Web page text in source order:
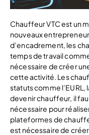
Chauffeur VTC est un
nouveaux
d’encadrement, les
temps de travail
nécessaire de créer
cette activité. Les
statuts comme
devenir chauffeur, il
nécessaire pour
plateformes de
est nécessaire de